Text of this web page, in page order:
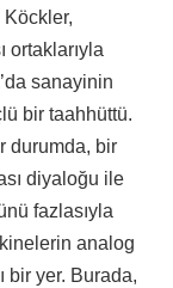
Köckler,
ortaklarıyla
sanayinin
bir taahhüttü.
durumda, bir
diyaloğu ile
fazlasıyla
analog
bir yer. Burada,